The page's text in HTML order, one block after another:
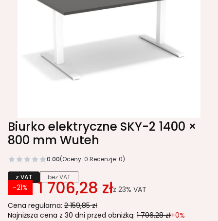
Biurko elektryczne SKY-2 1400 ×
800 mm Wuteh
0.00(Oceny: 0 Recenzje: 0)
z VAT bez VAT
1 706,28 złz 23% VAT
Cena regularna: 2 159,85 zł
-21%
Najniższa cena z 30 dni przed obniżką: 1 706,28 zł+0%